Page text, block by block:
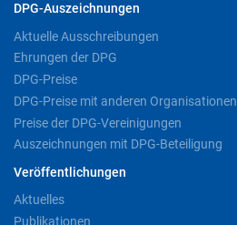
DPG-Auszeichnungen
Aktuelle Ausschreibungen
Ehrungen der DPG
DPG-Preise
DPG-Preise mit anderen Organisationen
Preise der DPG-Vereinigungen
Auszeichnungen mit DPG-Beteiligung
Veröffentlichungen
Aktuelles
Publikationen